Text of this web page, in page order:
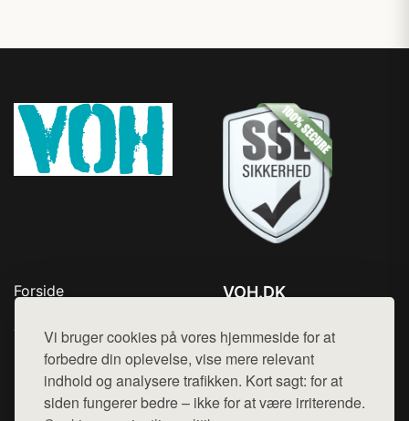
Vi bruger cookies på vores hjemmeside for at
forbedre din oplevelse, vise mere relevant
indhold og analysere trafikken. Kort sagt: for at
siden fungerer bedre – ikke for at være irriterende.
Forside
Top Rabatter
Kontakt
VOH.DK
Mail: hej@want.dk
Cookie- og privatlivspolitik